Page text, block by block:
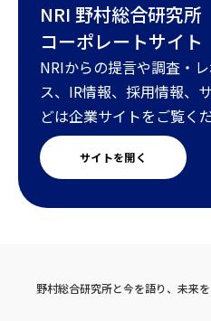
NRI 野村総合研究所
コーポレートサイト
NRIからの提言や調査・
ス、IR情報、採用情報、
どは企業サイトをご覧く
サイトを開く
野村総合研究所と今を語り、未来